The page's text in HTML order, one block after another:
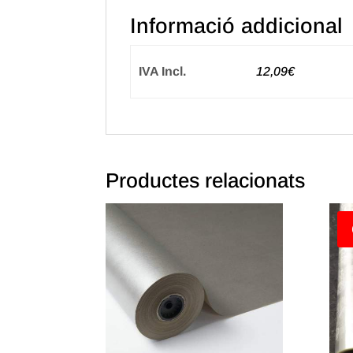
Informació addicional
IVA Incl. 12,09€
Productes relacionats